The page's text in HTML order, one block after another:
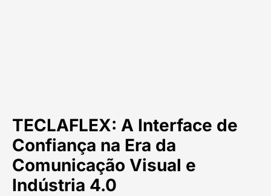
TECLAFLEX: A Interface de
Confiança na Era da
Comunicação Visual e
Indústria 4.0